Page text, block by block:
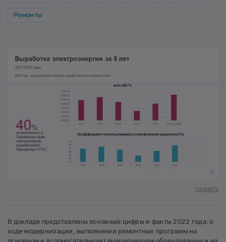
Ремонты
Скачать
В докладе представлены основные цифры и факты 2022 года: о
ходе модернизации, выполнении ремонтных программ на